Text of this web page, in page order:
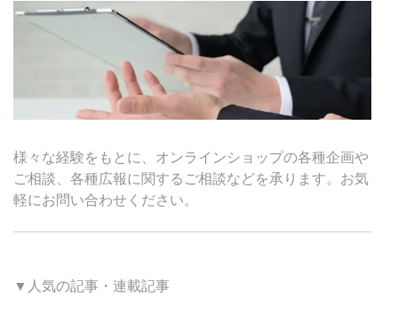
様々な経験をもとに、オンラインショップの各種企画や
ご相談、各種広報に関するご相談などを承ります。お気
軽にお問い合わせください。
▼人気の記事・連載記事